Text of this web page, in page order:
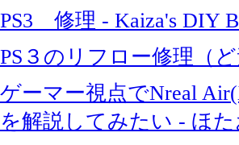
PS3 修理 - Kaiza's DIY
PS３のリフロー修理（ど
ゲーマー視点でNreal
を解説してみたい - ほ